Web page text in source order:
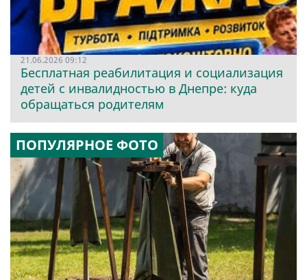
21.06.2026 09:12
Бесплатная реабилитация и социализация
детей с инвалидностью в Днепре: куда
обращаться родителям
ПОПУЛЯРНОЕ ФОТО